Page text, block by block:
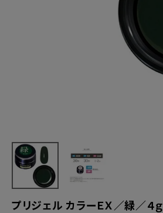
プリジェル カラーＥＸ／緑／４ｇ